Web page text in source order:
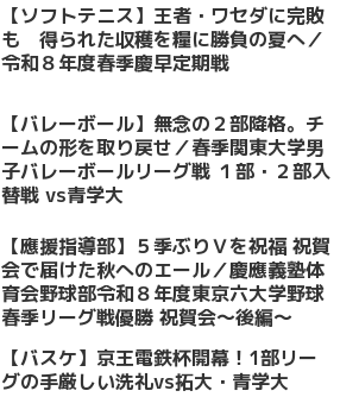
【ソフトテニス】王者・ワセダに完敗
も 得られた収穫を糧に勝負の夏へ／
令和８年度春季慶早定期戦
【バレーボール】無念の２部降格。チ
ームの形を取り戻せ／春季関東大学男
子バレーボールリーグ戦 １部・２部入
替戦 vs青学大
【應援指導部】５季ぶりＶを祝福 祝賀
会で届けた秋へのエール／慶應義塾体
育会野球部令和８年度東京六大学野球
春季リーグ戦優勝 祝賀会～後編～
【バスケ】京王電鉄杯開幕！1部リー
グの手厳しい洗礼vs拓大・青学大